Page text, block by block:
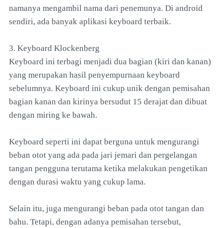
namanya mengambil nama dari penemunya. Di android
sendiri, ada banyak aplikasi keyboard terbaik.
3. Keyboard Klockenberg
Keyboard ini terbagi menjadi dua bagian (kiri dan kanan)
yang merupakan hasil penyempurnaan keyboard
sebelumnya. Keyboard ini cukup unik dengan pemisahan
bagian kanan dan kirinya bersudut 15 derajat dan dibuat
dengan miring ke bawah.
Keyboard seperti ini dapat berguna untuk mengurangi
beban otot yang ada pada jari jemari dan pergelangan
tangan pengguna terutama ketika melakukan pengetikan
dengan durasi waktu yang cukup lama.
Selain itu, juga mengurangi beban pada otot tangan dan
bahu. Tetapi, dengan adanya pemisahan tersebut,